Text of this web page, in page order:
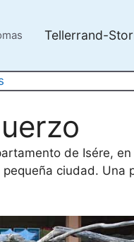
Tellerrand-
de Isére,
ciudad.